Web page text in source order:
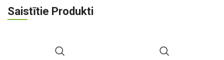
Saistītie Produkti